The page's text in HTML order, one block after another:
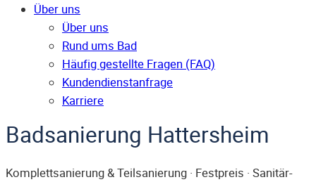
Über uns
Über uns
Rund ums Bad
Häufig gestellte Fragen (FAQ)
Kunden­dienst­anfrage
Karriere
Badsanierung Hattersheim
Komplettsanierung & Teilsanierung · Festpreis · Sanitär-